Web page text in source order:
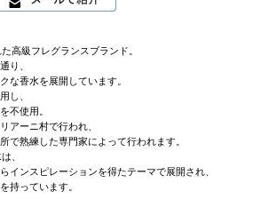
高級フレグランスブランド。
り、
な香水を展開しています。
し、
不使用。
アーニ村で行われ、
で熟練した専門家によって行われます。
、
インスピレーションを得たテーマで展開され、
持っています。